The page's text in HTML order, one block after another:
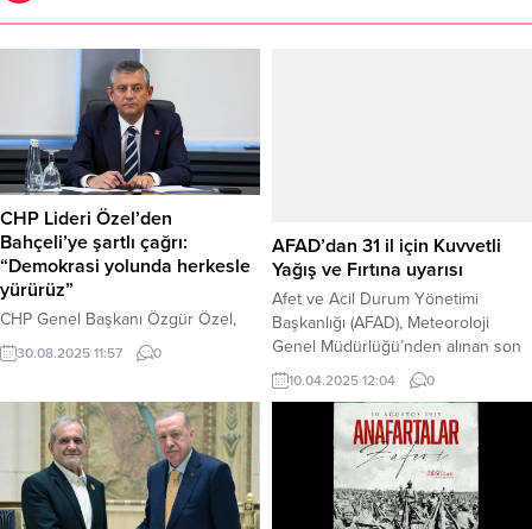
CHP Lideri Özel’den
Bahçeli’ye şartlı çağrı:
“Demokrasi yolunda herkesle
yürürüz”
CHP Genel Başkanı Özgür Özel,
MHP Genel Başkanı Devlet
Bahçeli’nin hukukun üstünlüğü ve
mevcut ittifak ortağıyla
yürüyemeyecek noktaya gelmesi
durumunda, “demokrasi yolunda
birlikte yürümeye” açık olduklarını
belirtti. Özel ayrıca, son anketlerde
30.08.2025 11:57 0
bilgilere dayanarak bugün (10
Nisan 2025) için 31 ilde kuvvetli
hava olayları beklendiğini duyurdu.
Bu kapsamda 29 il için “sarı”,
Hakkari ve Van için ise “turuncu”
yapılan açıklamaya göre, bugün
Doğu Anadolu’nun doğusu,
Güneydoğu...
10.04.2025 12:04 0